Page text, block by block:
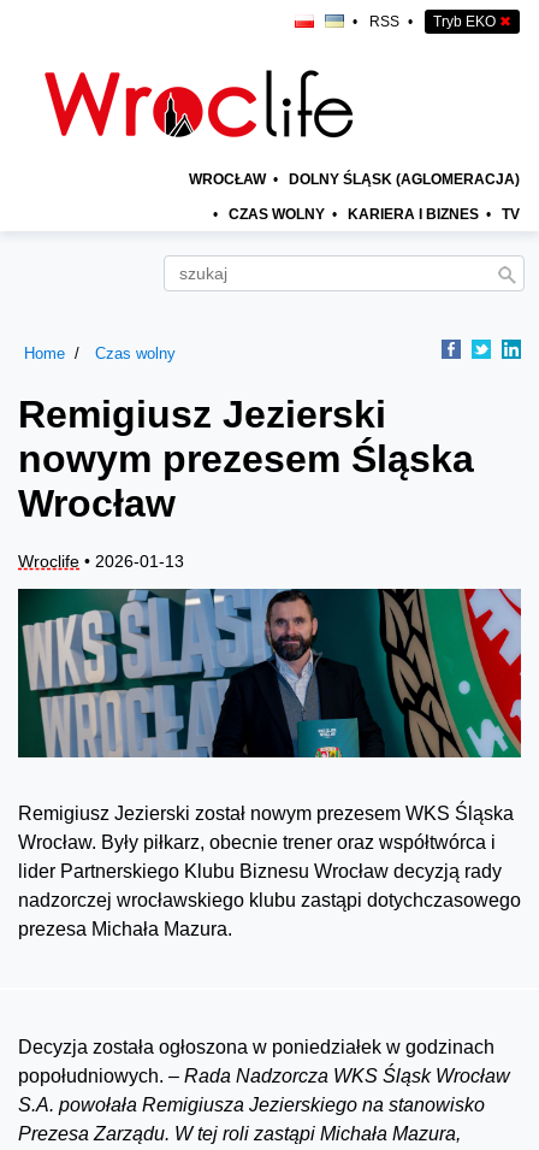
• RSS • Tryb EKO ✖
WROCŁAW • DOLNY ŚLĄSK (AGLOMERACJA)
• CZAS WOLNY • KARIERA I BIZNES • TV
Home Czas wolny
Remigiusz Jezierski
nowym prezesem Śląska
Wrocław
Wroclife • 2026-01-13
Remigiusz Jezierski został nowym prezesem WKS Śląska
Wrocław. Były piłkarz, obecnie trener oraz współtwórca i
lider Partnerskiego Klubu Biznesu Wrocław decyzją rady
nadzorczej wrocławskiego klubu zastąpi dotychczasowego
prezesa Michała Mazura.
Decyzja została ogłoszona w poniedziałek w godzinach
popołudniowych. – Rada Nadzorcza WKS Śląsk Wrocław
S.A. powołała Remigiusza Jezierskiego na stanowisko
Prezesa Zarządu. W tej roli zastąpi Michała Mazura,